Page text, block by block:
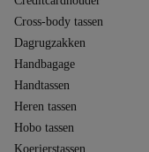
Cross-body tassen
Dagrugzakken
Handbagage
Handtassen
Heren tassen
Hobo tassen
Koerierstassen